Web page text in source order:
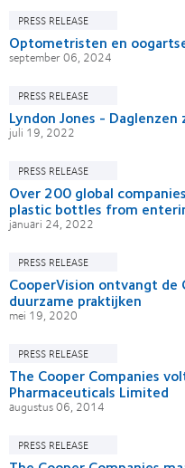
PRESS RELEASE
Optometristen en
september 06, 2024
PRESS RELEASE
Lyndon Jones -
juli 19, 2022
PRESS RELEASE
Over 200 global
plastic bottles from
januari 24, 2022
PRESS RELEASE
CooperVision ontvangt de
duurzame praktijken
mei 19, 2020
PRESS RELEASE
The Cooper Companies
Pharmaceuticals Limited
augustus 06, 2014
PRESS RELEASE